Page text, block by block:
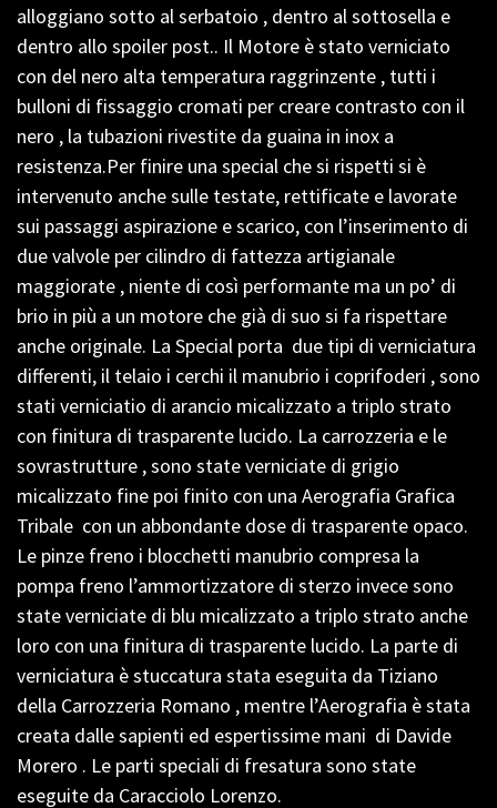
alloggiano sotto al serbatoio , dentro al sottosella e
dentro allo spoiler post.. Il Motore è stato verniciato
con del nero alta temperatura raggrinzente , tutti i
bulloni di fissaggio cromati per creare contrasto con il
nero , la tubazioni rivestite da guaina in inox a
resistenza.Per finire una special che si rispetti si è
intervenuto anche sulle testate, rettificate e lavorate
sui passaggi aspirazione e scarico, con l’inserimento di
due valvole per cilindro di fattezza artigianale
maggiorate , niente di così performante ma un po’ di
brio in più a un motore che già di suo si fa rispettare
anche originale. La Special porta due tipi di verniciatura
differenti, il telaio i cerchi il manubrio i coprifoderi , sono
stati verniciatio di arancio micalizzato a triplo strato
con finitura di trasparente lucido. La carrozzeria e le
sovrastrutture , sono state verniciate di grigio
micalizzato fine poi finito con una Aerografia Grafica
Tribale con un abbondante dose di trasparente opaco.
Le pinze freno i blocchetti manubrio compresa la
pompa freno l’ammortizzatore di sterzo invece sono
state verniciate di blu micalizzato a triplo strato anche
loro con una finitura di trasparente lucido. La parte di
verniciatura è stuccatura stata eseguita da Tiziano
della Carrozzeria Romano , mentre l’Aerografia è stata
creata dalle sapienti ed espertissime mani di Davide
Morero . Le parti speciali di fresatura sono state
eseguite da Caracciolo Lorenzo.